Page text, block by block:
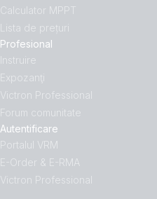
Calculator MPPT
Lista de prețuri
Profesional
Instruire
Expozanţi
Victron Professional
Forum comunitate
Autentificare
Portalul VRM
E-Order & E-RMA
Victron Professional